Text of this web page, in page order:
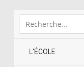
L’ÉCOLE